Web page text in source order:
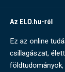
Az ELO.hu-ról
Ez az online
csillagászat,